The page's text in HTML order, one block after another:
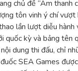
chủ đề “Âm
tôn vinh ý chí
lần lượt diễu
quốc kỳ và bảng
dung thi đấu, chỉ
SEA Games